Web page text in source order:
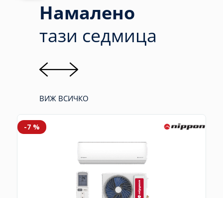
Намалено
тази седмица
ВИЖ ВСИЧКО
-6 %